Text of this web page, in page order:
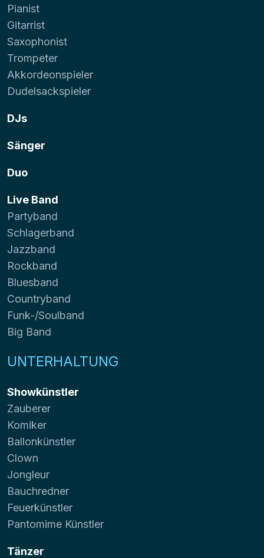
Pianist
Gitarrist
Saxophonist
Trompeter
Akkordeonspieler
Dudelsackspieler
DJs
Sänger
Duo
Live Band
Partyband
Schlagerband
Jazzband
Rockband
Bluesband
Countryband
Funk-/Soulband
Big Band
UNTERHALTUNG
Showkünstler
Zauberer
Komiker
Ballonkünstler
Clown
Jongleur
Bauchredner
Feuerkünstler
Pantomime Künstler
Tänzer